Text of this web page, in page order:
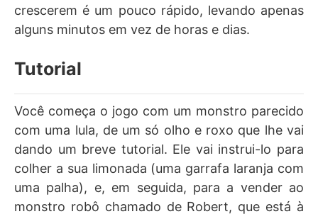
crescerem é um pouco rápido, levando apenas
alguns minutos em vez de horas e dias.
Tutorial
Você começa o jogo com um monstro parecido
com uma lula, de um só olho e roxo que lhe vai
dando um breve tutorial. Ele vai instrui-lo para
colher a sua limonada (uma garrafa laranja com
uma palha), e, em seguida, para a vender ao
monstro robô chamado de Robert, que está à